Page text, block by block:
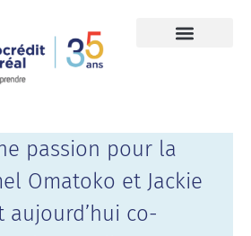
passion pour la
Omatoko et Jackie
aujourd’hui co-